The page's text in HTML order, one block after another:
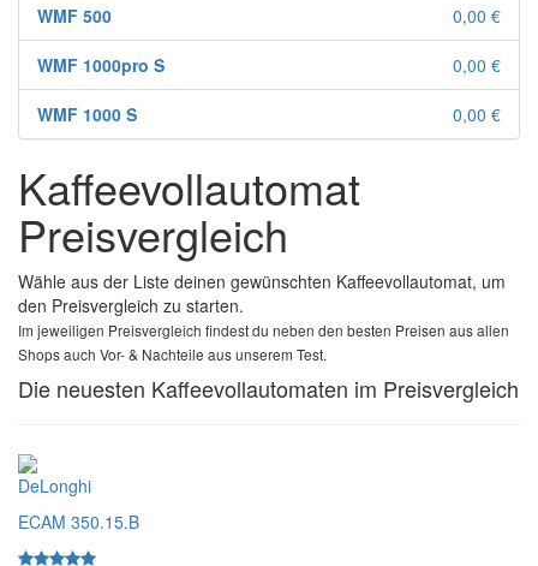
WMF 500 0,00 €
WMF 1000pro S 0,00 €
WMF 1000 S 0,00 €
Kaffeevollautomat
Preisvergleich
Wähle aus der Liste deinen gewünschten Kaffeevollautomat, um
den Preisvergleich zu starten.
Im jeweiligen Preisvergleich findest du neben den besten Preisen aus allen
Shops auch Vor- & Nachteile aus unserem Test.
Die neuesten Kaffeevollautomaten im Preisvergleich
DeLonghi
ECAM 350.15.B